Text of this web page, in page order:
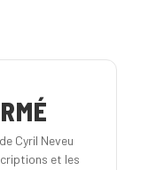
Cyril Neveu
et les